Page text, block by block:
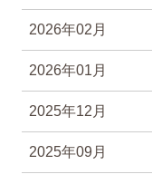
2026年02月
2026年01月
2025年12月
2025年09月